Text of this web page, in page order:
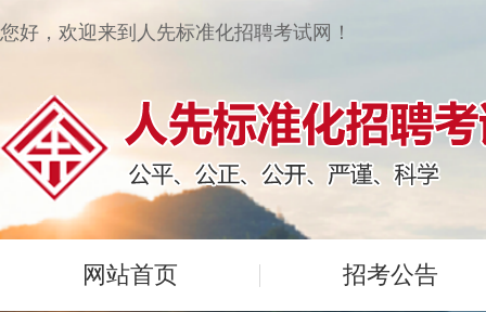
您好，欢迎来到人先标准化招聘考试网！
网站首页 招考公告